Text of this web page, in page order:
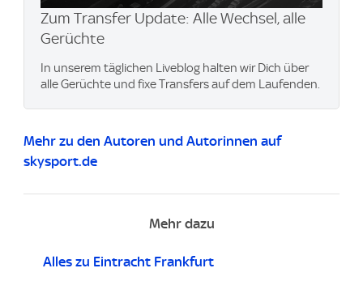
Zum Transfer Update: Alle Wechsel, alle
Gerüchte
In unserem täglichen Liveblog halten wir Dich über
alle Gerüchte und fixe Transfers auf dem Laufenden.
Mehr zu den Autoren und Autorinnen auf
skysport.de
Mehr dazu
Alles zu Eintracht Frankfurt